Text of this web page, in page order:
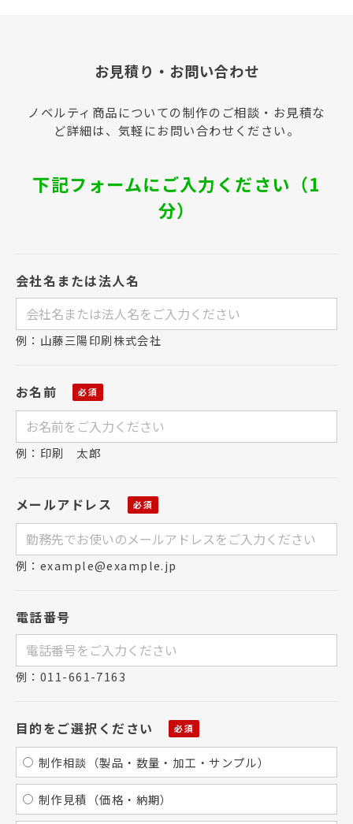
お見積り・お問い合わせ
ノベルティ商品についての制作のご相談・お見積な
ど詳細は、気軽にお問い合わせください。
下記フォームにご入力ください（1
分）
会社名または法人名
例：山藤三陽印刷株式会社
お名前
例：印刷 太郎
メールアドレス
例：example@example.jp
電話番号
例：011-661-7163
目的をご選択ください
制作相談（製品・数量・加工・サンプル）
制作見積（価格・納期）